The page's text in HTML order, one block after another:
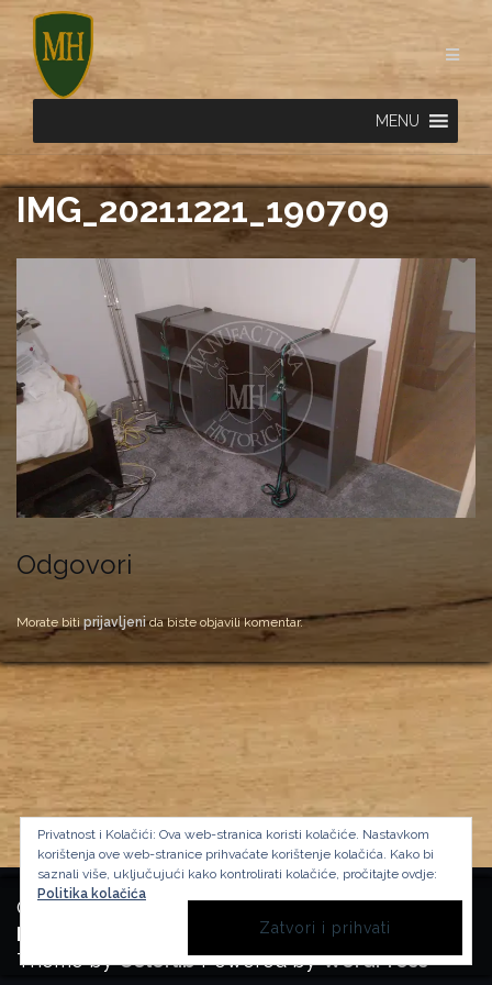
Skip
content
MENU
IMG_20211221_190709
Odgovori
Morate biti prijavljenida biste objavili komentar.
Copyright Manufactura Historica, 2024.
Background image by kbzaon Freepik
Theme byColorlibPowered byWordPress BACK
Privatnost i Kolačići: Ova web-stranica koristi kolačiće. Nastavkom
korištenja ove web-stranice prihvaćate korištenje kolačića. Kako bi
saznali više, uključujući kako kontrolirati kolačiće, pročitajte ovdje:
Politika kolačića